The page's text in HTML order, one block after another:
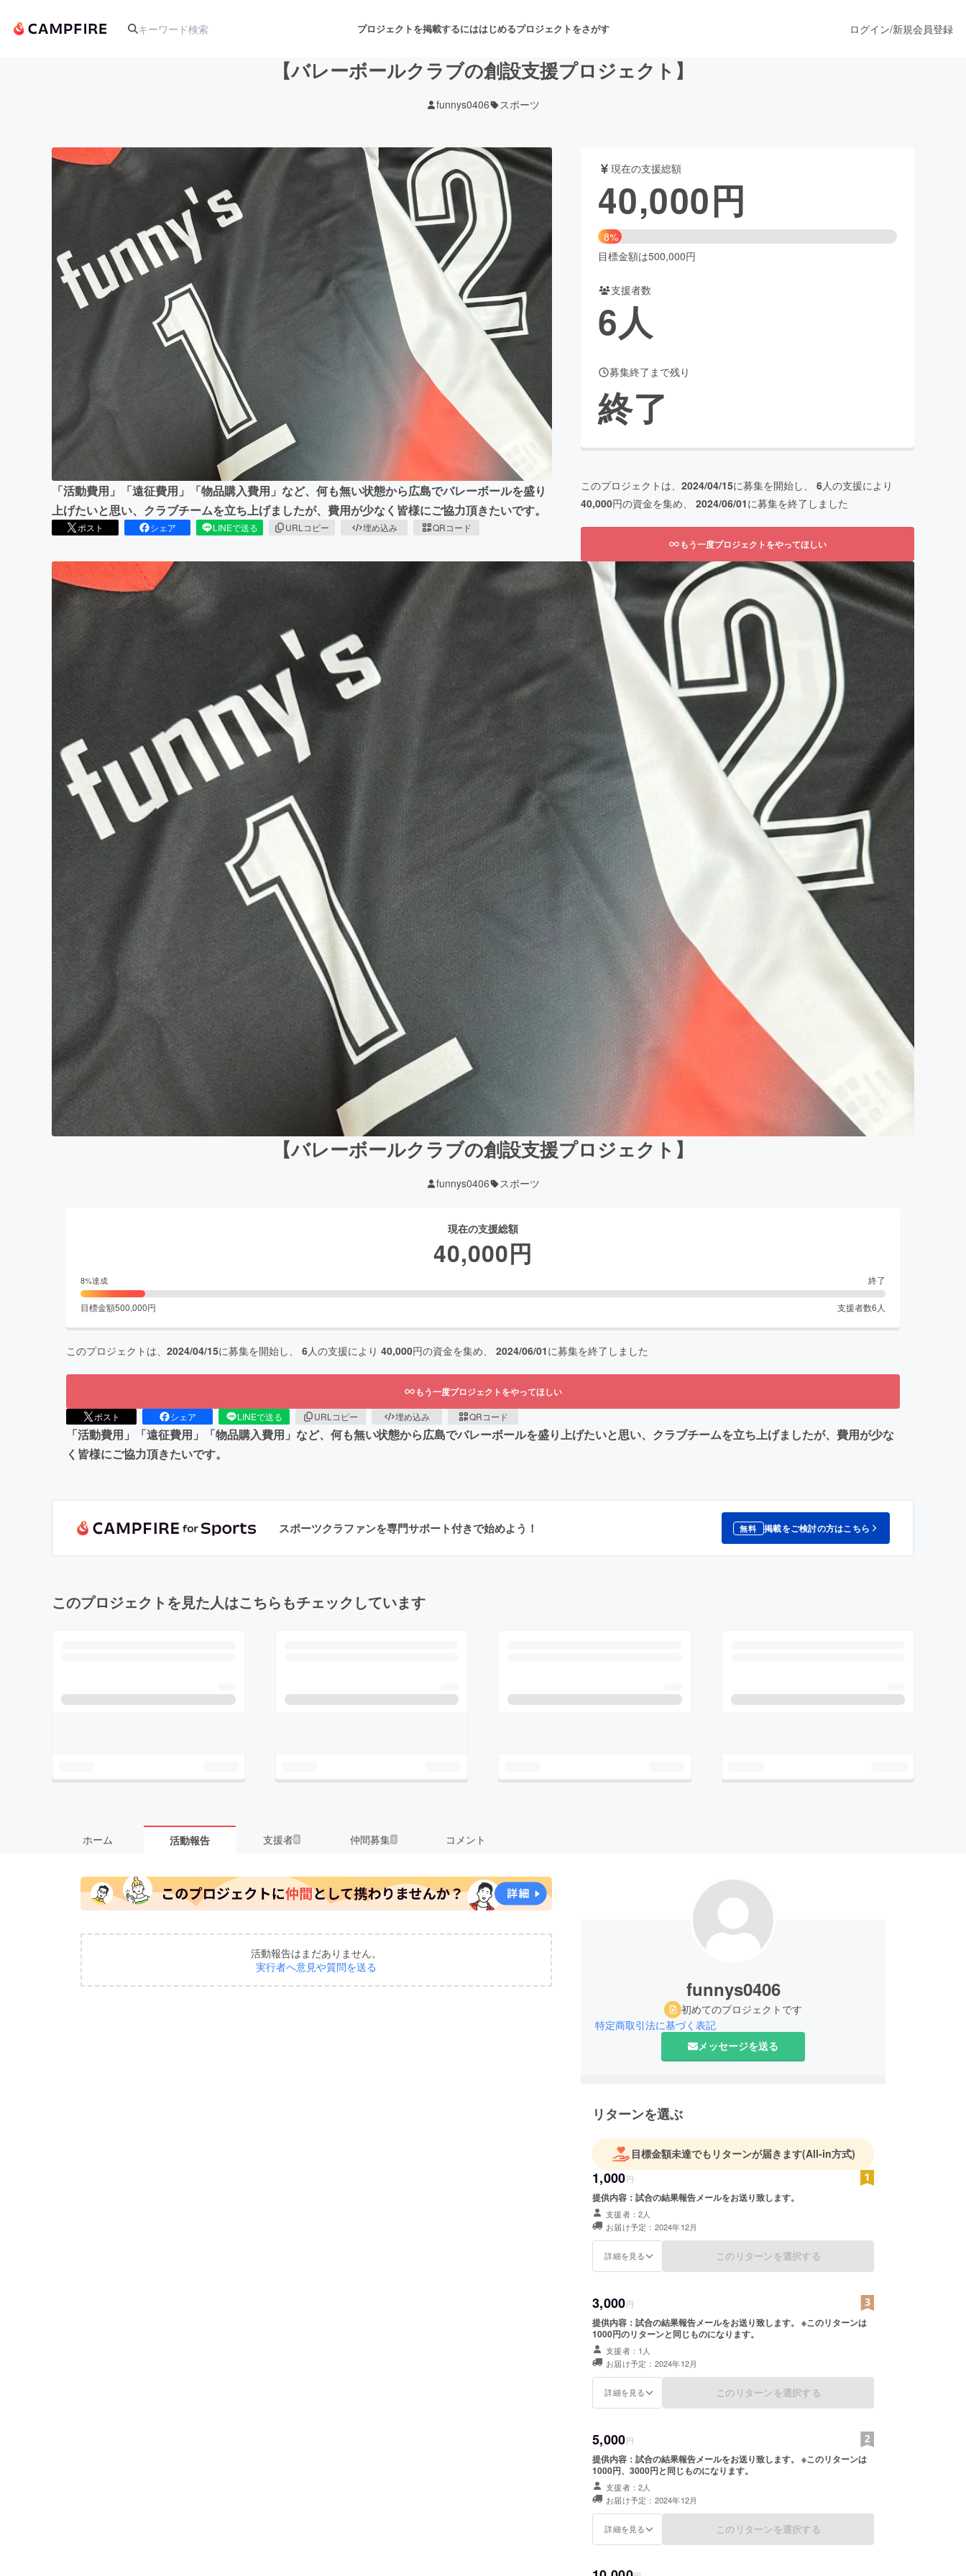
プロジェクトを掲載するにははじめるプロジェクトをさがす
舞台・パフォーマンス
テクノロジー・ガジェット ゲーム・サービス開発 ファッション
映像・映画 書籍・雑誌出版 アニメ・漫画
ビジネス・起業 チャレンジ ビューティー・ヘルスケア
まちづくり・地域活性化
CAMPFIRE for Social Good
CAMPFIRE Creation
CAMPFIREふるさと納税
machi-yaコミュニティ
ログイン/新規会員登録
【バレーボールクラブの創設支援プロジェクト】
funnys0406 スポーツ
「活動費用」「遠征費用」「物品購入費用」など、何も無い状態から広島でバレーボールを盛り
上げたいと思い、クラブチームを立ち上げましたが、費用が少なく皆様にご協力頂きたいです。
ポスト シェア LINEで送る URLコピー 埋め込み QRコード
現在の支援総額
40,000円
8%
目標金額は500,000円
支援者数
6人
募集終了まで残り
終了
このプロジェクトは、 2024/04/15に募集を開始し、 6人の支援により
40,000円の資金を集め、 2024/06/01に募集を終了しました
もう一度プロジェクトをやってほしい
【バレーボールクラブの創設支援プロジェクト】
funnys0406 スポーツ
現在の支援総額
40,000円
8%達成 終了
目標金額500,000円 支援者数6 人
このプロジェクトは、 2024/04/15に募集を開始し、 6人の支援により 40,000円の資金を集め、 2024/06/01に募集を終了しました
もう一度プロジェクトをやってほしい
ポスト シェア LINEで送る URLコピー 埋め込み QRコード
「活動費用」「遠征費用」「物品購入費用」など、何も無い状態から広島でバレーボールを盛り上げたいと思い、クラブチームを立ち上げましたが、費用が少な
く皆様にご協力頂きたいです。
スポーツクラファンを専門サポート付きで始めよう！ 無料 掲載をご検討の方はこちら
このプロジェクトを見た人はこちらもチェックしています
ホーム 活動報告 支援者6 仲間募集 1 コメント
活動報告はまだありません。
実行者へ意見や質問を送る
funnys0406
初めてのプロジェクトです
特定商取引法に基づく表記
メッセージを送る
リターンを選ぶ
目標金額未達でもリターンが届きます(All-in方式)
1,000円
提供内容：試合の結果報告メールをお送り致します。
支援者：2人
お届け予定：2024年12月
詳細を見る このリターンを選択する
3,000円
提供内容：試合の結果報告メールをお送り致します。 ※このリターンは
1000円のリターンと同じものになります。
支援者：1人
お届け予定：2024年12月
詳細を見る このリターンを選択する
5,000円
提供内容：試合の結果報告メールをお送り致します。 ※このリターンは
1000円、3000円と同じものになります。
支援者：2人
お届け予定：2024年12月
詳細を見る このリターンを選択する